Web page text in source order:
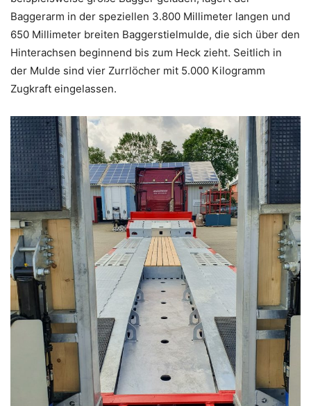
Baggerarm in der speziellen 3.800 Millimeter langen und
650 Millimeter breiten Baggerstielmulde, die sich über den
Hinterachsen beginnend bis zum Heck zieht. Seitlich in
der Mulde sind vier Zurrlöcher mit 5.000 Kilogramm
Zugkraft eingelassen.